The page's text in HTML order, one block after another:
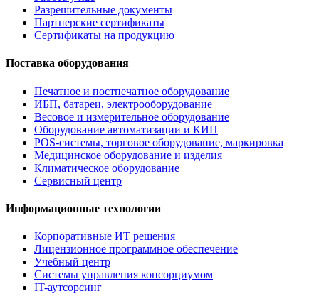
Разрешительные документы
Партнерские сертификаты
Сертификаты на продукцию
Поставка оборудования
Печатное и постпечатное оборудование
ИБП, батареи, электрооборудование
Весовое и измерительное оборудование
Оборудование автоматизации и КИП
POS-системы, торговое оборудование, маркировка
Медицинское оборудование и изделия
Климатическое оборудование
Сервисный центр
Информационные технологии
Корпоративные ИТ решения
Лицензионное программное обеспечение
Учебный центр
Системы управления консорциумом
IT-аутсорсинг